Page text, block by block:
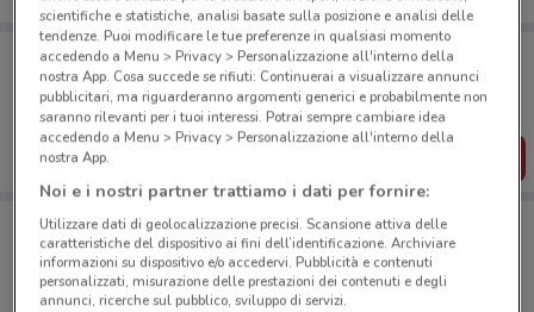
Porta DoveConviene sempre con te!
Puoi trovare le migliori offerte dei negozi vicino a te,
salvarle e creare la tua lista del risparmio, comodamente
dal tuo cellulare.
Negozi Parafarmacia Conad a Bernareggio
scientifiche e statistiche, analisi basate sulla posizione e analisi delle
tendenze. Puoi modificare le tue preferenze in qualsiasi momento
accedendo a Menu > Privacy > Personalizzazione all'interno della
nostra App. Cosa succede se rifiuti: Continuerai a visualizzare annunci
pubblicitari, ma riguarderanno argomenti generici e probabilmente non
saranno rilevanti per i tuoi interessi. Potrai sempre cambiare idea
accedendo a Menu > Privacy > Personalizzazione all'interno della
nostra App.
Noi e i nostri partner trattiamo i dati per fornire:
Utilizzare dati di geolocalizzazione precisi. Scansione attiva delle
caratteristiche del dispositivo ai fini dell’identificazione. Archiviare
informazioni su dispositivo e/o accedervi. Pubblicità e contenuti
personalizzati, misurazione delle prestazioni dei contenuti e degli
annunci, ricerche sul pubblico, sviluppo di servizi.